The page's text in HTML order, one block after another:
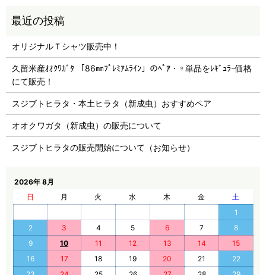
オリジナルＴシャツ販売中！
久留米産ｵｵｸﾜｶﾞﾀ 「86㎜ﾌﾟﾚﾐｱﾑﾗｲﾝ」のﾍﾟｱ・♀単品をﾚｷﾞｭﾗｰ価格
にて販売！
スジブトヒラタ・本土ヒラタ（新成虫）おすすめペア
オオクワガタ（新成虫）の販売について
スジブトヒラタの販売開始について（お知らせ）
2026年 8月
日
月 火 水 木 金
土
1
2
3 4 5 6 7
8
9
10 11 12 13 14
15
16
17 18 19 20 21
22